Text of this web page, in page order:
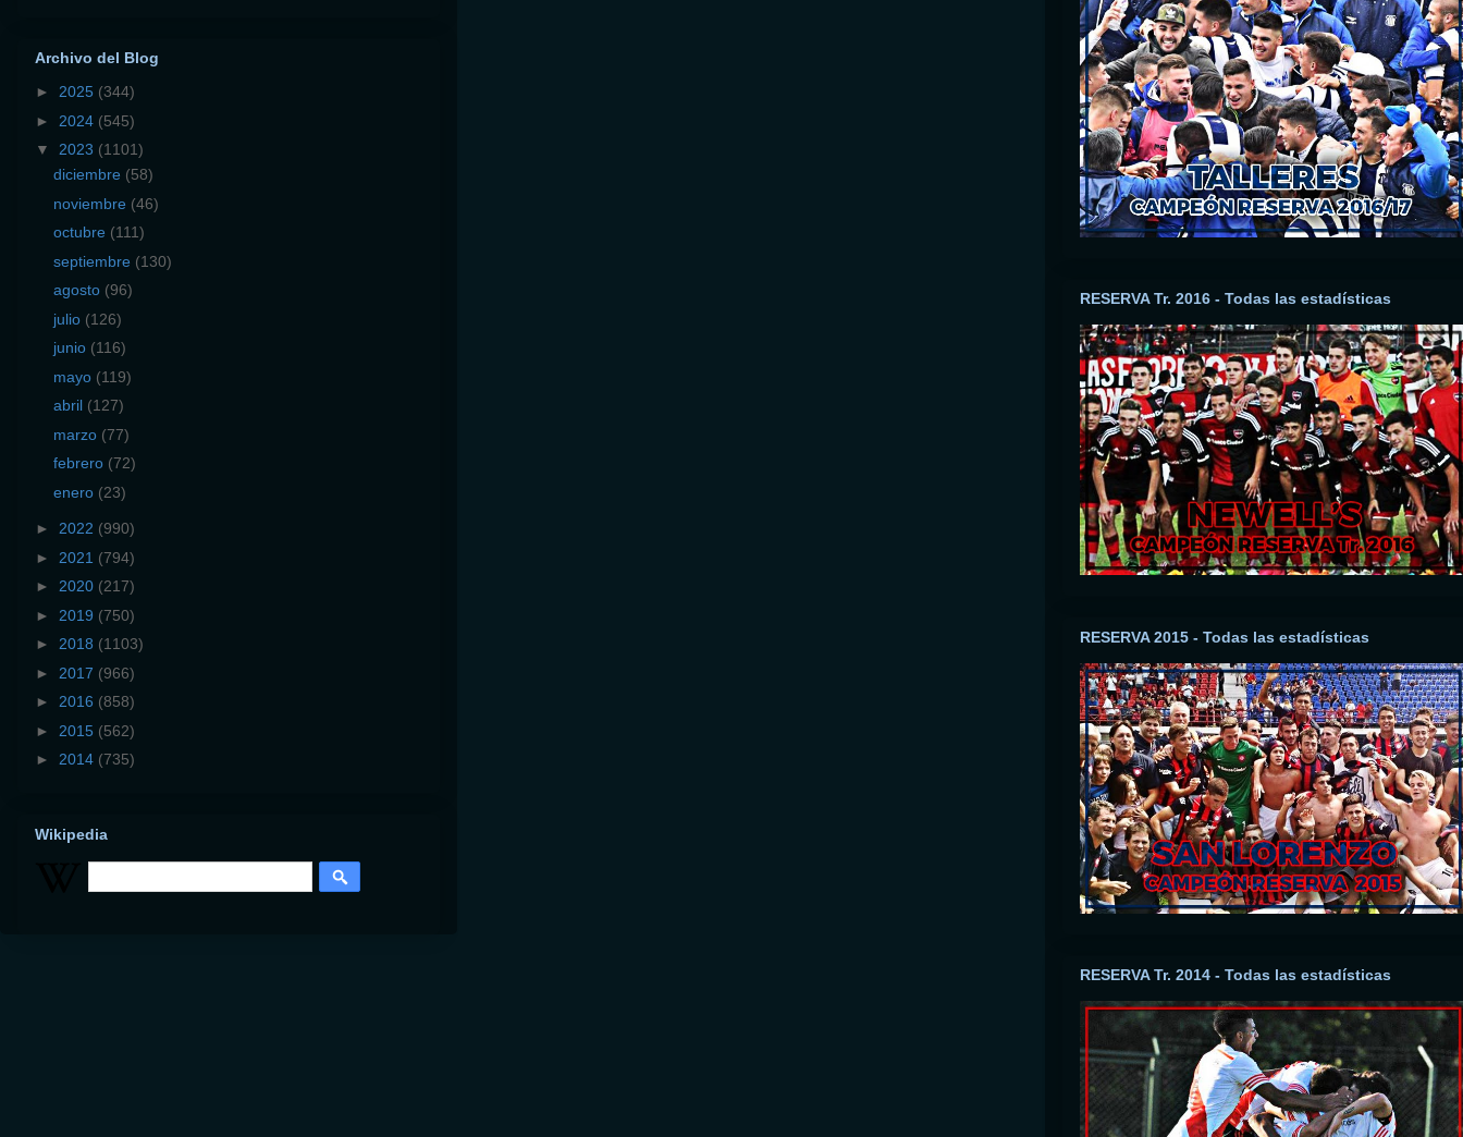
Archivo del Blog
► 2025 (344)
► 2024 (545)
▼ 2023 (1101)
diciembre (58)
noviembre (46)
octubre (111)
septiembre (130)
agosto (96)
julio (126)
junio (116)
mayo (119)
abril (127)
marzo (77)
febrero (72)
enero (23)
► 2022 (990)
► 2021 (794)
► 2020 (217)
► 2019 (750)
► 2018 (1103)
► 2017 (966)
► 2016 (858)
► 2015 (562)
► 2014 (735)
Wikipedia
RESERVA Tr. 2016 - Todas las estadísticas
RESERVA 2015 - Todas las estadísticas
RESERVA Tr. 2014 - Todas las estadísticas